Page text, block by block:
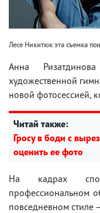
Лесе Никитюк эта съемка
Анна
художественной
новой фотосессией,
Читай также:
Гросу в боди с
оценить ее фото
На кадрах
профессиональном
повседневном стиле